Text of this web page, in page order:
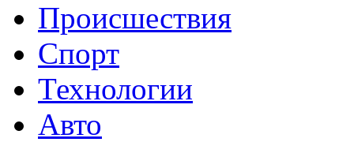
Происшествия
Спорт
Технологии
Авто